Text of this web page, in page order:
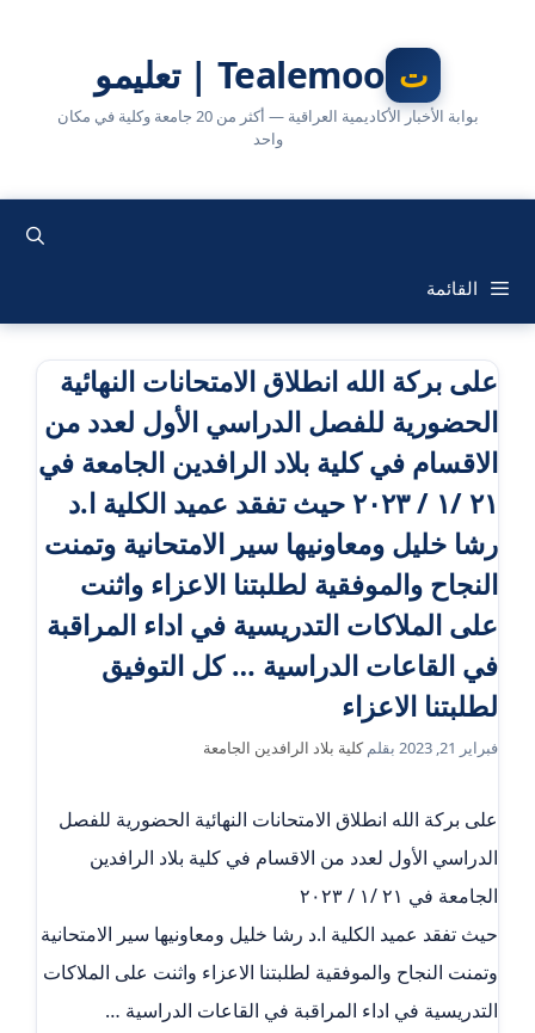
Tealemoo | تعليمو
بوابة الأخبار الأكاديمية العراقية — أكثر من 20 جامعة وكلية في مكان
واحد
القائمة
على بركة الله انطلاق الامتحانات النهائية
الحضورية للفصل الدراسي الأول لعدد من
الاقسام في كلية بلاد الرافدين الجامعة في
٢١ /١ / ٢٠٢٣ حيث تفقد عميد الكلية ا.د
رشا خليل ومعاونيها سير الامتحانية وتمنت
النجاح والموفقية لطلبتنا الاعزاء واثنت
على الملاكات التدريسية في اداء المراقبة
في القاعات الدراسية … كل التوفيق
لطلبتنا الاعزاء
فبراير 21, 2023 بقلمكلية بلاد الرافدين الجامعة
على بركة الله انطلاق الامتحانات النهائية الحضورية للفصل
الدراسي الأول لعدد من الاقسام في كلية بلاد الرافدين
الجامعة في ٢١ /١ / ٢٠٢٣
حيث تفقد عميد الكلية ا.د رشا خليل ومعاونيها سير الامتحانية
وتمنت النجاح والموفقية لطلبتنا الاعزاء واثنت على الملاكات
التدريسية في اداء المراقبة في القاعات الدراسية …